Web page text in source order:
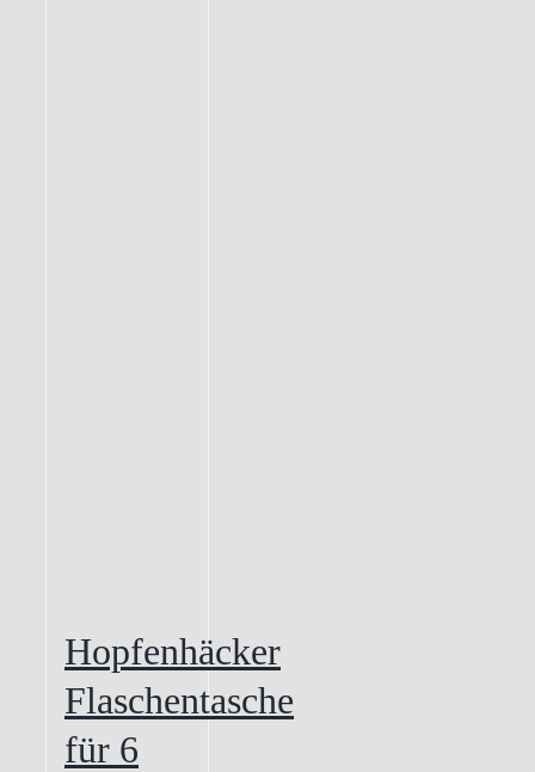
Hopfenhäcker
Flaschentasche
für 6